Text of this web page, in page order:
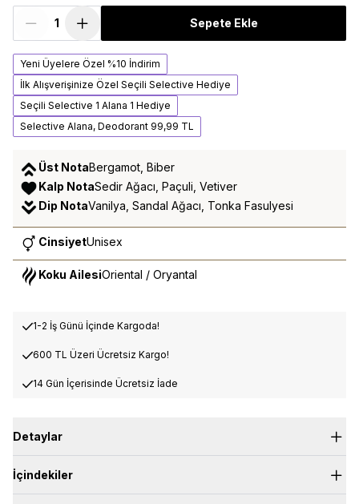
Sepete Ekle
Yeni Üyelere Özel %10 İndirim
İlk Alışverişinize Özel Seçili Selective Hediye
Seçili Selective 1 Alana 1 Hediye
Selective Alana, Deodorant 99,99 TL
Üst NotaBergamot, Biber
Kalp NotaSedir Ağacı, Paçuli, Vetiver
Dip NotaVanilya, Sandal Ağacı, Tonka Fasulyesi
CinsiyetUnisex
Koku AilesiOriental / Oryantal
1-2 İş Günü İçinde Kargoda!
600 TL Üzeri Ücretsiz Kargo!
14 Gün İçerisinde Ücretsiz İade
Detaylar
Kalp Nota:
Dip Nota:Vanilya, Tonka Fasülyesi, Sandal Ağacı
İçindekiler